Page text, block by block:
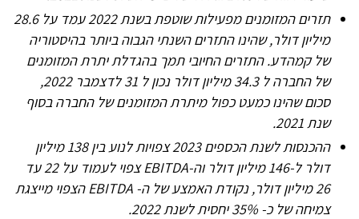
תזרים המזומנים מפעילות שוטפת בשנת 2022 עמד על 28.6
מיליון דולר, שהינו התזרים השנתי הגבוה ביותר בהיסטוריה
של קמהדע. התזרים החיובי תמך בהגדלת יתרת המזומנים
של החברה ל 34.3 מיליון דולר נכון ל 31 לדצמבר 2022,
סכום שהינו כמעט כפול מיתרת המזומנים של החברה בסוף
שנת 2021.
ההכנסות לשנת הכספים 2023 צפויות לנוע בין 138 מיליון
דולר ל-146 מיליון דולר וה-EBITDA צפוי לעמוד על 22 עד
26 מיליון דולר, נקודת האמצע של ה-
EBITDAהצפוי מייצגת
צמיחה של כ- 35% יחסית לשנת 2022.